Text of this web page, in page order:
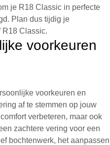
je R18 Classic in perfecte
Plan dus tijdig je
R18 Classic.
voorkeuren
voorkeuren en
af te stemmen op jouw
verbeteren, maar ook
zachtere vering voor een
bochtenwerk, het aanpassen